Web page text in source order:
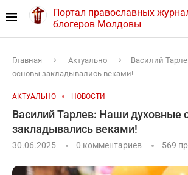
Портал православных
блогеров Молдовы
Главная Актуально
Василий
основы закладывались веками!
АКТУАЛЬНО НОВОСТИ
Василий Тарлев: Наши духовные
закладывались веками!
30.06.2025 0 комментариев 569